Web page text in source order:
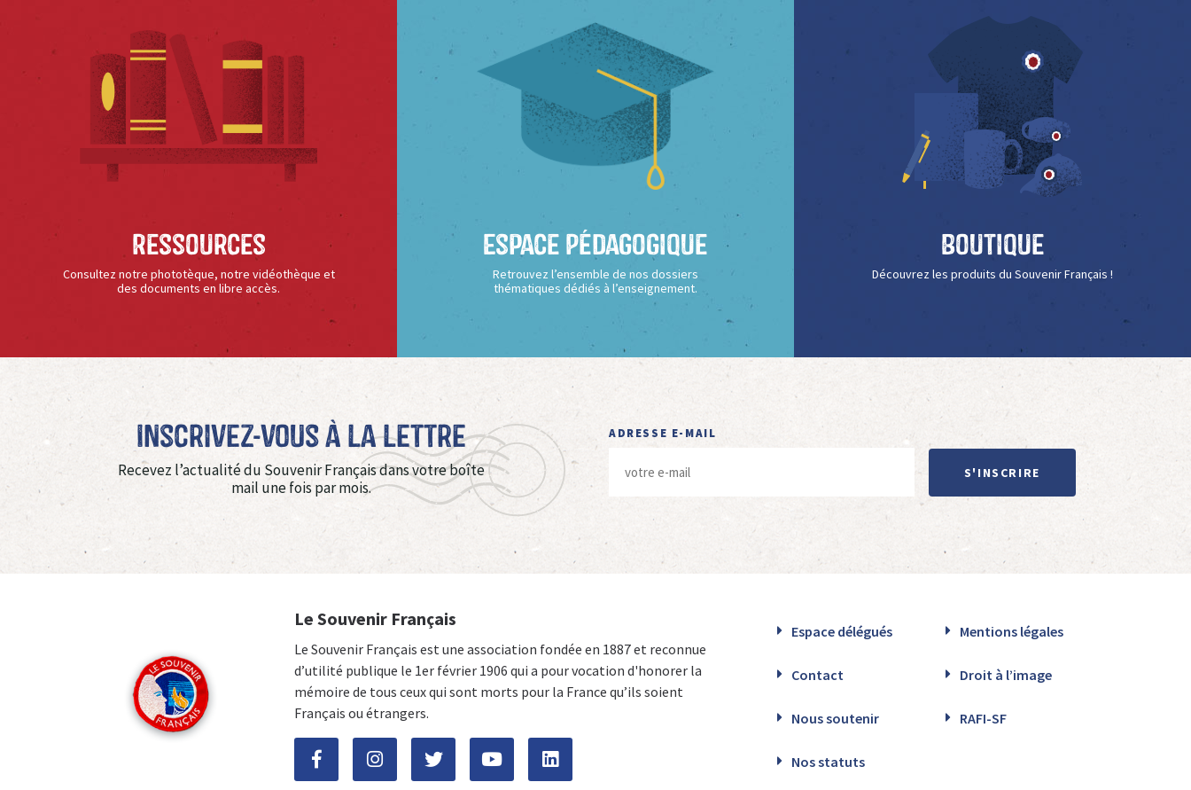
Ressources
Consultez notre phototèque, notre vidéothèque et
des documents en libre accès.
Espace Pédagogique
Retrouvez l’ensemble de nos dossiers
thématiques dédiés à l’enseignement.
Boutique
Découvrez les produits du Souvenir Français !
Inscrivez-vous à La Lettre
Recevez l’actualité du Souvenir Français dans votre boîte
mail une fois par mois.
ADRESSE E-MAIL
S'INSCRIRE
Le Souvenir Français
Le Souvenir Français est une association fondée en 1887 et reconnue
d’utilité publique le 1er février 1906 qui a pour vocation d'honorer la
mémoire de tous ceux qui sont morts pour la France qu’ils soient
Français ou étrangers.
Espace délégués Mentions légales
Contact Droit à l’image
Nous soutenir RAFI-SF
Nos statuts